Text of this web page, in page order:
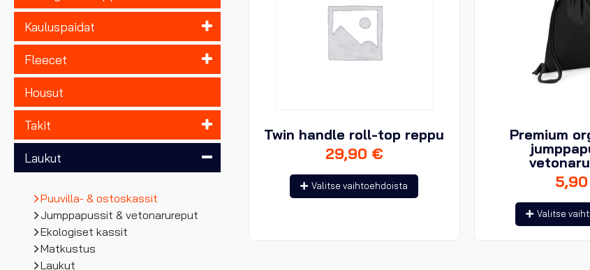
Kauluspaidat
Fleecet
Housut
Takit
Laukut
Puuvilla- & ostoskassit
Jumppapussit & vetonarureput
Ekologiset kassit
Matkustus
Laukut
Twin handle roll-top reppu
29,90 €
Valitse vaihtoehdoista
Tällä
tuotteella
Premium
5,90
Valitse